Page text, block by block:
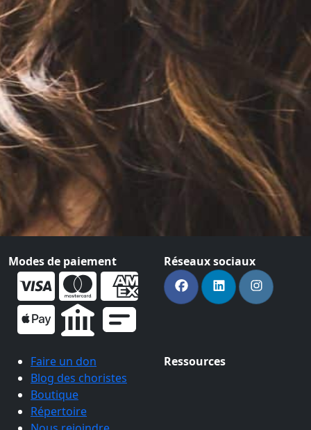
Modes de paiement Réseaux sociaux
Faire un don
Blog des choristes
Boutique
Répertoire
Ressources